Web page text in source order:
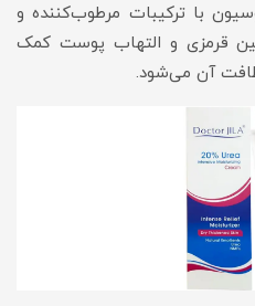
با ترکیبات مرطوب‌کننده و
قرمزی و التهاب پوست کمک
آن می‌شود.